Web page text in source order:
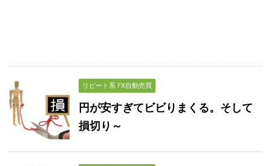
リピート系 FX自動売買
円が安すぎてビビりまくる。そして
損切り～